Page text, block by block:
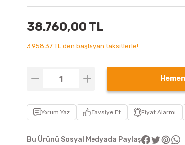
38.760,00 TL
3.958,37 TL den başlayan taksitlerle!
Hemen
Yorum Yaz Tavsiye Et Fiyat Alarmı
Bu Ürünü Sosyal Medyada Paylaş